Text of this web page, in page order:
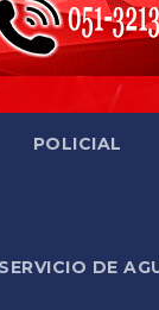
POLICIAL
DE